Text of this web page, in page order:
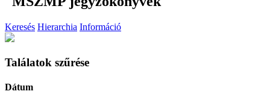
Keresés Hierarchia Információ
Találatok szűrése
Dátum